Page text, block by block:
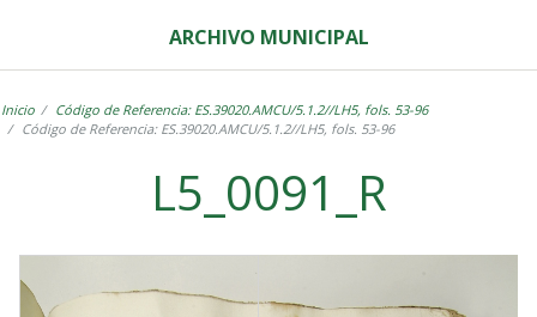
ARCHIVO MUNICIPAL
Inicio
Código de Referencia: ES.39020.AMCU/5.1.2//LH5, fols. 53-96
Código de Referencia: ES.39020.AMCU/5.1.2//LH5, fols. 53-96
L5_0091_R